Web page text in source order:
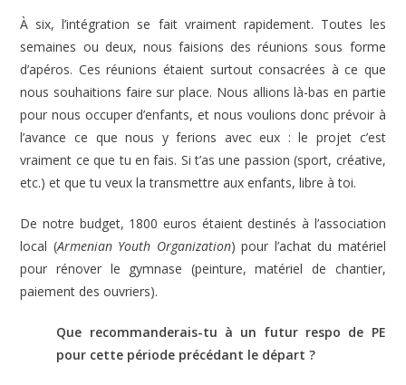
À six, l’intégration se fait vraiment rapidement. Toutes les
semaines ou deux, nous faisions des réunions sous forme
d’apéros. Ces réunions étaient surtout consacrées à ce que
nous souhaitions faire sur place. Nous allions là-bas en partie
pour nous occuper d’enfants, et nous voulions donc prévoir à
l’avance ce que nous y ferions avec eux : le projet c’est
vraiment ce que tu en fais. Si t’as une passion (sport, créative,
etc.) et que tu veux la transmettre aux enfants, libre à toi.
De notre budget, 1800 euros étaient destinés à l’association
local (Armenian Youth Organization) pour l’achat du matériel
pour rénover le gymnase (peinture, matériel de chantier,
paiement des ouvriers).
Que recommanderais-tu à un futur respo de PE
pour cette période précédant le départ ?